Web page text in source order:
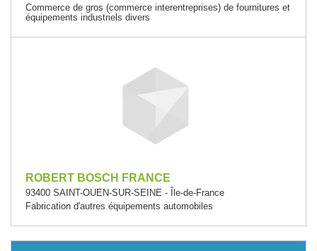
Commerce de gros (commerce interentreprises) de fournitures et
équipements industriels divers
ROBERT BOSCH FRANCE
93400 SAINT-OUEN-SUR-SEINE - Île-de-France
Fabrication d'autres équipements automobiles